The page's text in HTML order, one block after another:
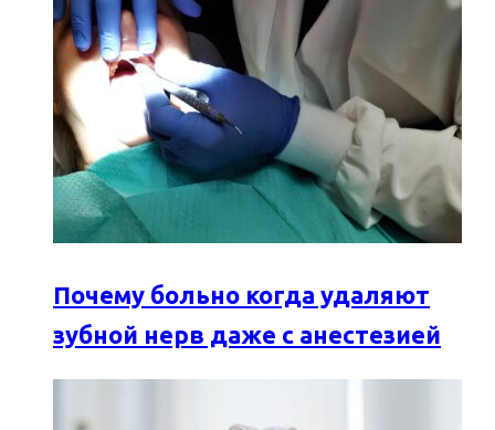
Почему больно когда удаляют
зубной нерв даже с анестезией